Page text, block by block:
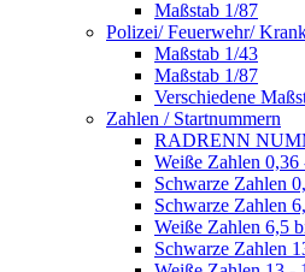
Maßstab 1/87
Polizei/ Feuerwehr/
Maßstab 1/43
Maßstab 1/87
Verschiedene
Zahlen / Startnummern
RADRENN
Weiße Zahlen
Schwarze Zahlen
Schwarze Zahlen
Weiße Zahlen 6,5
Schwarze Zahlen